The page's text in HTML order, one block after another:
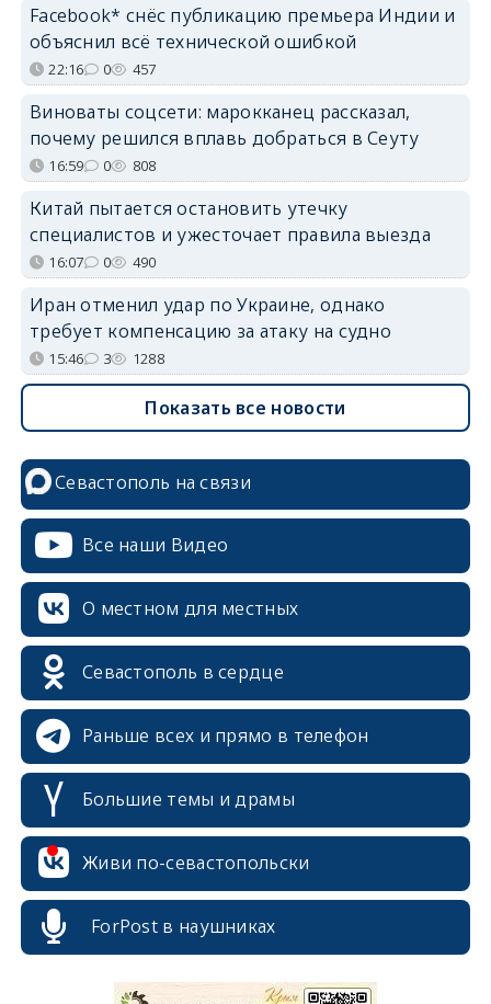
Facebook* снёс публикацию премьера Индии и
объяснил всё технической ошибкой
22:16 0 457
Виноваты соцсети: марокканец рассказал,
почему решился вплавь добраться в Сеуту
16:59 0 808
Китай пытается остановить утечку
специалистов и ужесточает правила выезда
16:07 0 490
Иран отменил удар по Украине, однако
требует компенсацию за атаку на судно
15:46 3 1288
Показать все новости
Севастополь на связи
Все наши Видео
О местном для местных
Севастополь в сердце
Раньше всех и прямо в телефон
Большие темы и драмы
Живи по-севастопольски
ForPost в наушниках
erid: 2SDnjcrDNw6